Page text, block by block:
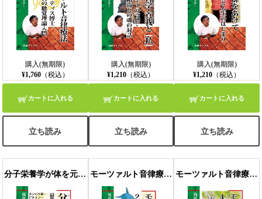
◎胎教に絶大な効果？ 骨導ヘッドフォンでのレクチュール
◎トマティス胎教で著しく成長する？ 自然には起こりえない胎児の
耳環境
第三章 子供だからこそ必要な聴覚教育の提案
者さん
◎聞き方と話し方を変えることができる魔法の装置
らき
◎人間の耳の機能を再現する電子耳という魔法のようなものすごい機
◎スペインで博士自身が体験した民族のことばと生活習慣の関係
◎電子耳のパスバンド効果がベテランの通訳者によって証明された時
◎フランスでの英語教育でみごとに効果を実証したモーツァルト音律
療法
肉に作用するから
購入(無期限)
¥1,760（税込）
カートに入れる
立ち読み
購入(無期限)
¥1,210 （税込）
カートに入れる
立ち読み
購入(無期限)
¥1,210 （税込）
カートに入れる
立ち読み
分子栄養学が体を元から変える最新のアレルギー療法〈アトピー編〉 モーツァルト音律療法2――聴覚セラピー・心身を癒す［音］世界 モーツァルト音律療法４――驚異の８０００㎐：心と体の癒しと気づき